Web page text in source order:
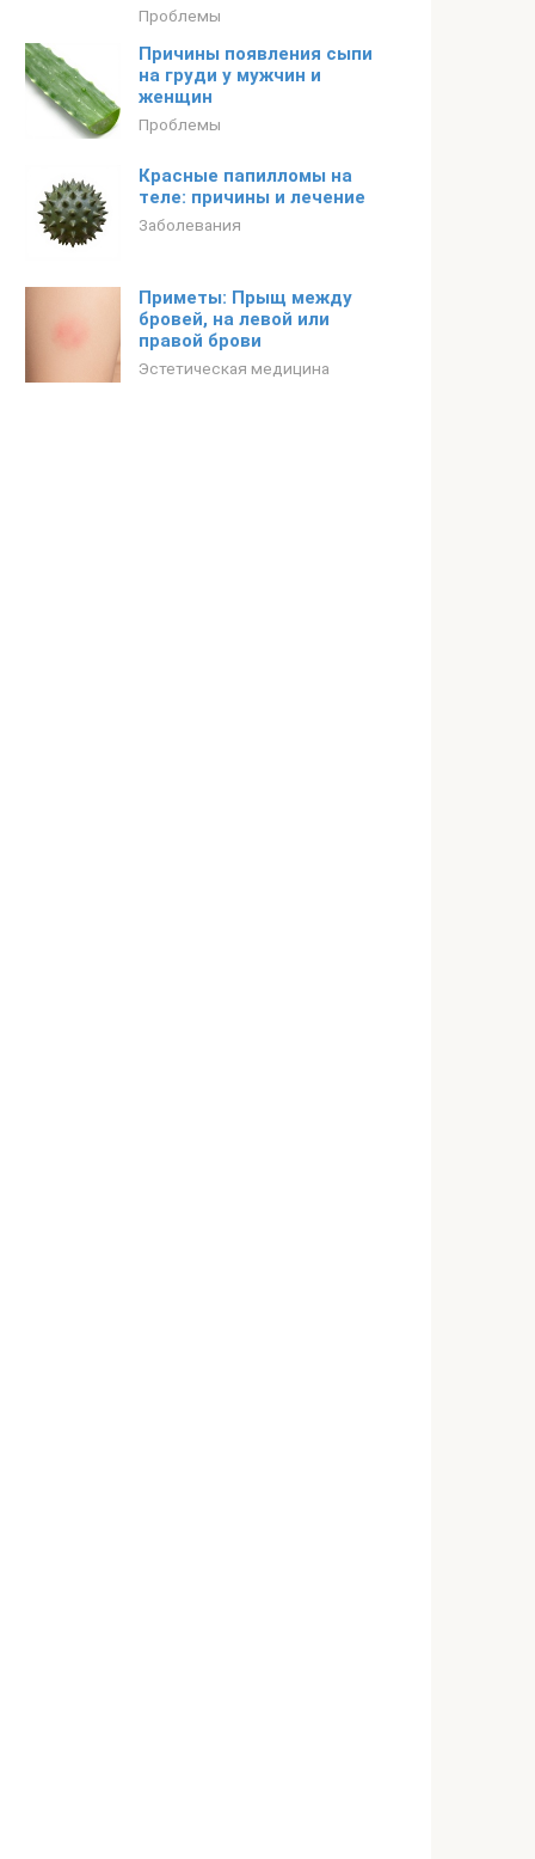
Проблемы
Причины появления сыпи
на груди у мужчин и
женщин
Проблемы
Красные папилломы на
теле: причины и лечение
Заболевания
Приметы: Прыщ между
бровей, на левой или
правой брови
Эстетическая медицина